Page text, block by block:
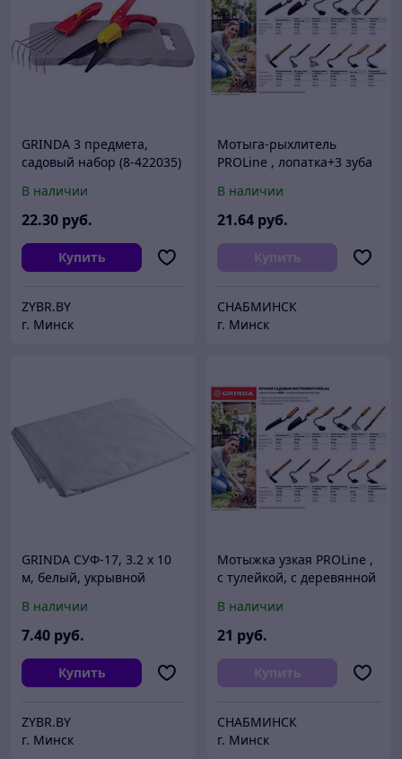
GRINDA 3 предмета,
садовый набор (8-422035)
В наличии
22.30 руб.
Купить
ZYBR.BY
г. Минск
Мотыга-рыхлитель
PROLine , лопатка+3 зуба
GRINDA 421517,
113х100х575мм
В наличии
21.64 руб.
Купить
СНАБМИНСК
г. Минск
GRINDA СУФ-17, 3.2 x 10
м, белый, укрывной
В наличии
7.40 руб.
Купить
ZYBR.BY
г. Минск
Мотыжка узкая PROLine ,
с тулейкой, с деревянной
113х100х575мм
В наличии
21 руб.
Купить
СНАБМИНСК
г. Минск